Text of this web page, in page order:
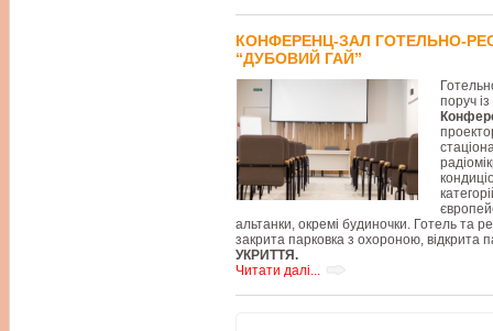
КОНФЕРЕНЦ-ЗАЛ ГОТЕЛЬНО-
“ДУБОВИЙ ГАЙ”
поруч
альтанки, окремі будиночки. Готель та
закрита парковка з охороною, відкрита
УКРИТТЯ.
Читати далі...